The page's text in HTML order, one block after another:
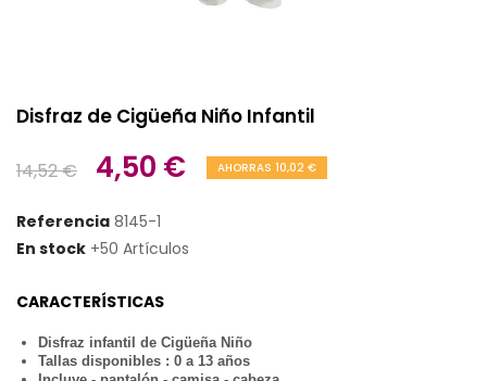
Disfraz de Cigüeña Niño Infantil
14,52 € 4,50 € AHORRAS 10,02 €
Referencia 8145-1
En stock +50 Artículos
CARACTERÍSTICAS
Disfraz infantil de Cigüeña Niño
Tallas disponibles : 0 a 13 años